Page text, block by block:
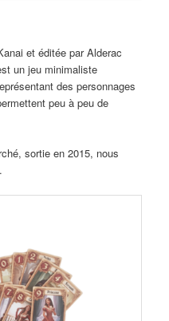
et éditée par Alderac
un jeu minimaliste
des personnages
peu à peu de
sortie en 2015, nous